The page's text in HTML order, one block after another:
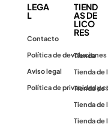
LEGA
L
Contacto
Política de devoluciones
Aviso legal
Política de privacidad y
TIEND
AS DE
LICO
RES
Tienda
Tienda de
Tienda de
Tienda de
Tienda de